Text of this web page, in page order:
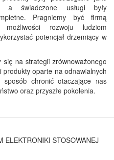
a świadczone usługi były
Pragniemy być firmą
rozwoju ludziom
potencjał drzemiący w
się na strategii zrównoważonego
oparte na odnawialnych
chronić otaczające nas
oraz przyszłe pokolenia.
STOSOWANEJ